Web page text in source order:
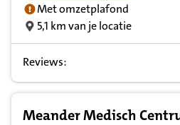
Met omzetplafond
5,1 km van je locatie
Reviews:
Meander Medisch